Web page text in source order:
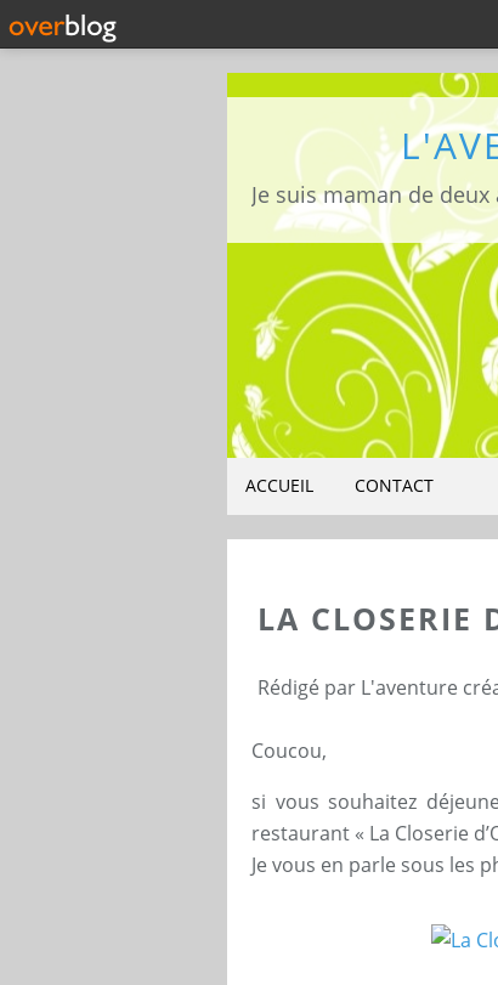
ACCUEIL CONTACT
LA CLOSERIE
Rédigé par L'aventure
Coucou,
si vous souhaitez
restaurant « La Closerie
Je vous en parle sous les